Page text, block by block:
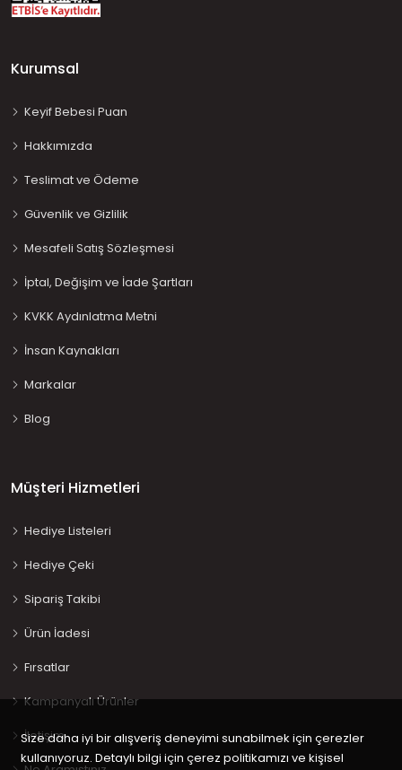
Kurumsal
Keyif Bebesi Puan
Hakkımızda
Teslimat ve Ödeme
Güvenlik ve Gizlilik
Mesafeli Satış Sözleşmesi
İptal, Değişim ve İade Şartları
KVKK Aydınlatma Metni
İnsan Kaynakları
Markalar
Blog
Müşteri Hizmetleri
Hediye Listeleri
Hediye Çeki
Sipariş Takibi
Ürün İadesi
Fırsatlar
Kampanyalı Ürünler
İletişim
Size daha iyi bir alışveriş deneyimi sunabilmek için çerezler
kullanıyoruz. Detaylı bilgi için çerez politikamızı ve kişisel